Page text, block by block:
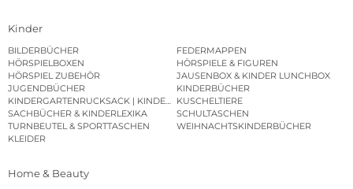
Kinder
BILDERBÜCHER
FEDERMAPPEN
HÖRSPIELBOXEN
HÖRSPIELE & FIGUREN
HÖRSPIEL ZUBEHÖR
JAUSENBOX & KINDER LUNCHBOX
JUGENDBÜCHER
KINDERBÜCHER
KINDERGARTENRUCKSACK | KINDERGARTENBEUTEL
KUSCHELTIERE
SACHBÜCHER & KINDERLEXIKA
SCHULTASCHEN
TURNBEUTEL & SPORTTASCHEN
WEIHNACHTSKINDERBÜCHER
KLEIDER
Home & Beauty